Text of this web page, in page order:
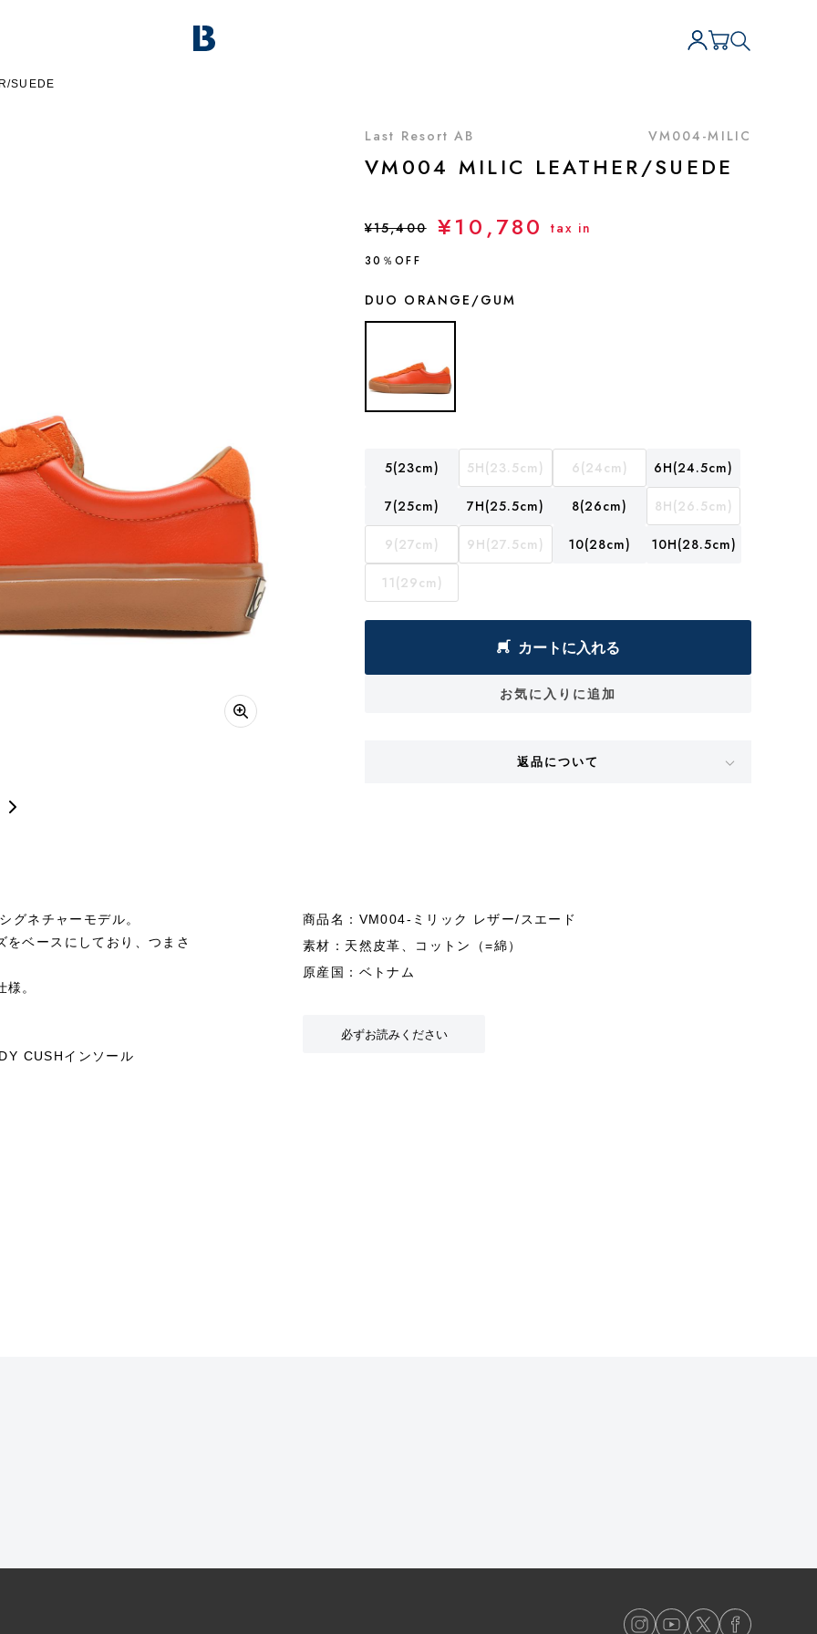
SUEDE
Last Resort AB VM004-MILIC
VM004 MILIC LEATHER/SUEDE
¥15,400 ¥10,780 tax in
30％OFF
DUO ORANGE/GUM
5(23cm) 5H(23.5cm) 6(24cm) 6H(24.5cm)
7(25cm) 7H(25.5cm) 8(26cm) 8H(26.5cm)
9(27cm) 9H(27.5cm) 10(28cm) 10H(28.5cm)
11(29cm)
カートに入れる
お気に入りに追加
返品について
グネチャーモデル。
ベースにしており、つまさ
。
CUSHインソール
商品名：VM004-ミリック レザー/スエード
素材：天然皮革、コットン（=綿）
原産国：ベトナム
必ずお読みください